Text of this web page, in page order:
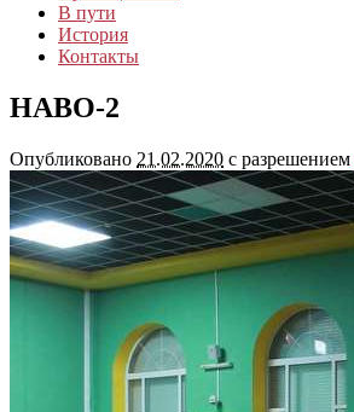
В пути
История
Контакты
НАВО-2
Опубликовано 21.02.2020 с разрешением